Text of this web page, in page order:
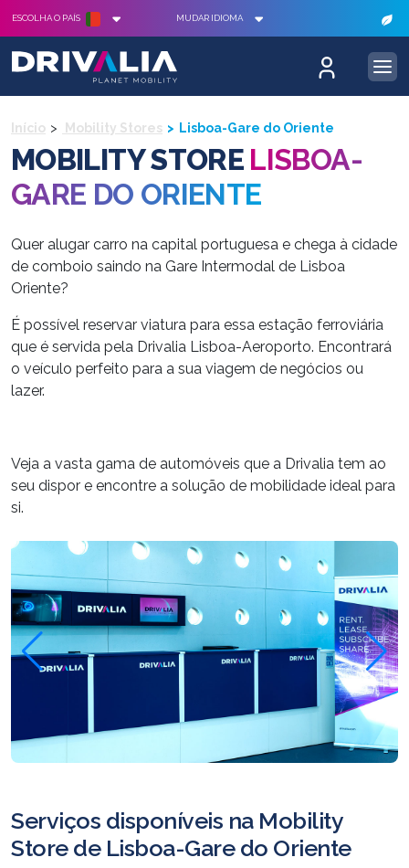
ESCOLHA O PAÍS MUDAR IDIOMA
Início Mobility Stores Lisboa-Gare do Oriente
MOBILITY STORE LISBOA-
GARE DO ORIENTE
Quer alugar carro na capital portuguesa e chega à cidade
de comboio saindo na Gare Intermodal de Lisboa
Oriente?
É possível reservar viatura para essa estação ferroviária
que é servida pela Drivalia Lisboa-Aeroporto. Encontrará
o veículo perfeito para a sua viagem de negócios ou
lazer.
Veja a vasta gama de automóveis que a Drivalia tem ao
seu dispor e encontre a solução de mobilidade ideal para
si.
Serviços disponíveis na Mobility
Store de Lisboa-Gare do Oriente